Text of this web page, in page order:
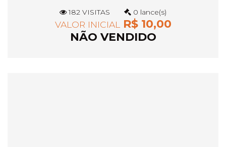
182 VISITAS 0 lance(s)
VALOR INICIAL R$ 10,00
NÃO VENDIDO